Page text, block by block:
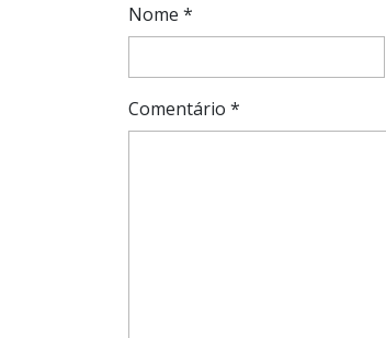
Nome *
Comentário *